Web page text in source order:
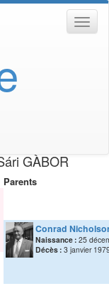
GÀBOR
Parents
Conrad
Naissance : 25
Décès : 3 janvier